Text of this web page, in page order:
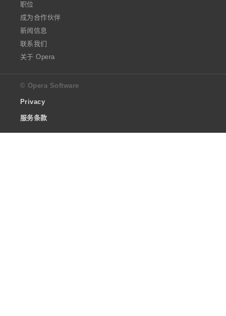
职位
成为合作伙伴
新闻信息
联系我们
关于 Opera
© Opera Software
Privacy
服务条款